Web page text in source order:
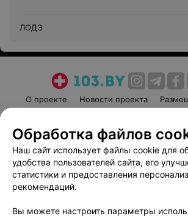
ЛОДЭ
О проекте Новости проекта
Пользовательское соглашение
Вакансии
Партнеры
Написать руководителю
Обработка файлов
Наш сайт использует файлы cookie для
удобства пользователей сайта, его
статистики и предоставления
рекомендаций.
Вы можете настроить параметры